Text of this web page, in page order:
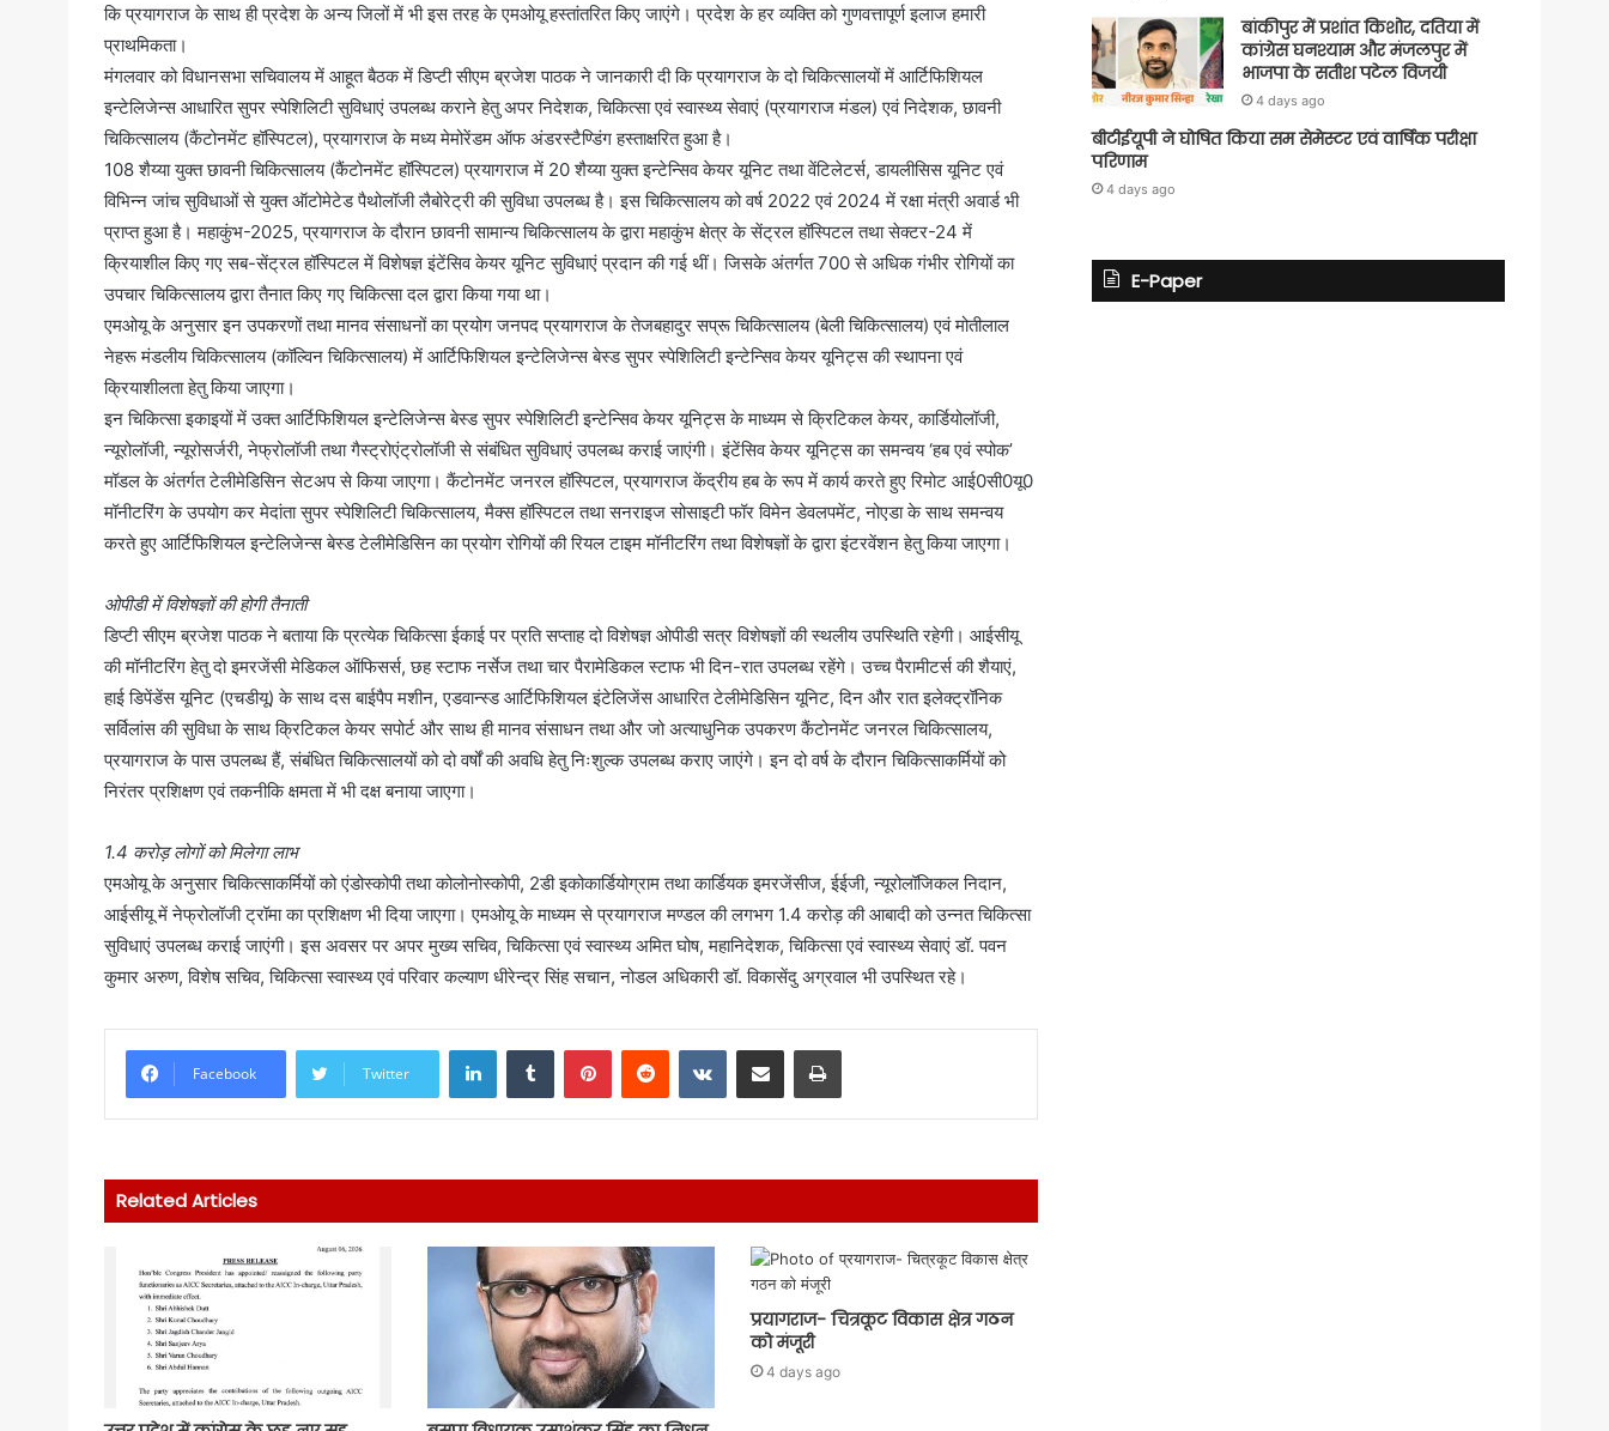
कि प्रयागराज के साथ ही प्रदेश के अन्य जिलों में भी इस तरह के एमओयू हस्तांतरित किए जाएंगे। प्रदेश के हर व्यक्ति को गुणवत्तापूर्ण इलाज हमारी
प्राथमिकता।
मंगलवार को विधानसभा सचिवालय में आहूत बैठक में डिप्टी सीएम ब्रजेश पाठक ने जानकारी दी कि प्रयागराज के दो चिकित्सालयों में आर्टिफिशियल
इन्टेलिजेन्स आधारित सुपर स्पेशिलिटी सुविधाएं उपलब्ध कराने हेतु अपर निदेशक, चिकित्सा एवं स्वास्थ्य सेवाएं (प्रयागराज मंडल) एवं निदेशक, छावनी
चिकित्सालय (कैंटोनमेंट हॉस्पिटल), प्रयागराज के मध्य मेमोरेंडम ऑफ अंडरस्टैण्डिंग हस्ताक्षरित हुआ है।
108 शैय्या युक्त छावनी चिकित्सालय (कैंटोनमेंट हॉस्पिटल) प्रयागराज में 20 शैय्या युक्त इन्टेन्सिव केयर यूनिट तथा वेंटिलेटर्स, डायलीसिस यूनिट एवं
विभिन्न जांच सुविधाओं से युक्त ऑटोमेटेड पैथोलॉजी लैबोरेट्री की सुविधा उपलब्ध है। इस चिकित्सालय को वर्ष 2022 एवं 2024 में रक्षा मंत्री अवार्ड भी
प्राप्त हुआ है। महाकुंभ-2025, प्रयागराज के दौरान छावनी सामान्य चिकित्सालय के द्वारा महाकुंभ क्षेत्र के सेंट्रल हॉस्पिटल तथा सेक्टर-24 में
क्रियाशील किए गए सब-सेंट्रल हॉस्पिटल में विशेषज्ञ इंटेंसिव केयर यूनिट सुविधाएं प्रदान की गई थीं। जिसके अंतर्गत 700 से अधिक गंभीर रोगियों का
उपचार चिकित्सालय द्वारा तैनात किए गए चिकित्सा दल द्वारा किया गया था।
एमओयू के अनुसार इन उपकरणों तथा मानव संसाधनों का प्रयोग जनपद प्रयागराज के तेजबहादुर सप्रू चिकित्सालय (बेली चिकित्सालय) एवं मोतीलाल
नेहरू मंडलीय चिकित्सालय (कॉल्विन चिकित्सालय) में आर्टिफिशियल इन्टेलिजेन्स बेस्ड सुपर स्पेशिलिटी इन्टेन्सिव केयर यूनिट्स की स्थापना एवं
क्रियाशीलता हेतु किया जाएगा।
इन चिकित्सा इकाइयों में उक्त आर्टिफिशियल इन्टेलिजेन्स बेस्ड सुपर स्पेशिलिटी इन्टेन्सिव केयर यूनिट्स के माध्यम से क्रिटिकल केयर, कार्डियोलॉजी,
न्यूरोलॉजी, न्यूरोसर्जरी, नेफ्रोलॉजी तथा गैस्ट्रोएंट्रोलॉजी से संबंधित सुविधाएं उपलब्ध कराई जाएंगी। इंटेंसिव केयर यूनिट्स का समन्वय ‘हब एवं स्पोक’
मॉडल के अंतर्गत टेलीमेडिसिन सेटअप से किया जाएगा। कैंटोनमेंट जनरल हॉस्पिटल, प्रयागराज केंद्रीय हब के रूप में कार्य करते हुए रिमोट आई0सी0यू0
मॉनीटरिंग के उपयोग कर मेदांता सुपर स्पेशिलिटी चिकित्सालय, मैक्स हॉस्पिटल तथा सनराइज सोसाइटी फॉर विमेन डेवलपमेंट, नोएडा के साथ समन्वय
करते हुए आर्टिफिशियल इन्टेलिजेन्स बेस्ड टेलीमेडिसिन का प्रयोग रोगियों की रियल टाइम मॉनीटरिंग तथा विशेषज्ञों के द्वारा इंटरवेंशन हेतु किया जाएगा।
ओपीडी में विशेषज्ञों की होगी तैनाती
डिप्टी सीएम ब्रजेश पाठक ने बताया कि प्रत्येक चिकित्सा ईकाई पर प्रति सप्ताह दो विशेषज्ञ ओपीडी सत्र विशेषज्ञों की स्थलीय उपस्थिति रहेगी। आईसीयू
की मॉनीटरिंग हेतु दो इमरजेंसी मेडिकल ऑफिसर्स, छह स्टाफ नर्सेज तथा चार पैरामेडिकल स्टाफ भी दिन-रात उपलब्ध रहेंगे। उच्च पैरामीटर्स की शैयाएं,
हाई डिपेंडेंस यूनिट (एचडीयू) के साथ दस बाईपैप मशीन, एडवान्स्ड आर्टिफिशियल इंटेलिजेंस आधारित टेलीमेडिसिन यूनिट, दिन और रात इलेक्ट्रॉनिक
सर्विलांस की सुविधा के साथ क्रिटिकल केयर सपोर्ट और साथ ही मानव संसाधन तथा और जो अत्याधुनिक उपकरण कैंटोनमेंट जनरल चिकित्सालय,
प्रयागराज के पास उपलब्ध हैं, संबंधित चिकित्सालयों को दो वर्षों की अवधि हेतु निःशुल्क उपलब्ध कराए जाएंगे। इन दो वर्ष के दौरान चिकित्साकर्मियों को
निरंतर प्रशिक्षण एवं तकनीकि क्षमता में भी दक्ष बनाया जाएगा।
1.4 करोड़ लोगों को मिलेगा लाभ
एमओयू के अनुसार चिकित्साकर्मियों को एंडोस्कोपी तथा कोलोनोस्कोपी, 2डी इकोकार्डियोग्राम तथा कार्डियक इमरजेंसीज, ईईजी, न्यूरोलॉजिकल निदान,
आईसीयू में नेफ्रोलॉजी ट्रॉमा का प्रशिक्षण भी दिया जाएगा। एमओयू के माध्यम से प्रयागराज मण्डल की लगभग 1.4 करोड़ की आबादी को उन्नत चिकित्सा
सुविधाएं उपलब्ध कराई जाएंगी। इस अवसर पर अपर मुख्य सचिव, चिकित्सा एवं स्वास्थ्य अमित घोष, महानिदेशक, चिकित्सा एवं स्वास्थ्य सेवाएं डॉ. पवन
कुमार अरुण, विशेष सचिव, चिकित्सा स्वास्थ्य एवं परिवार कल्याण धीरेन्द्र सिंह सचान, नोडल अधिकारी डॉ. विकासेंदु अग्रवाल भी उपस्थित रहे।
Facebook Twitter
LinkedInTumblr PinterestReddit VKontakteShare via Email Print
Related Articles
प्रयागराज- चित्रकूट विकास क्षेत्र गठन
को मंजूरी
4 days ago
बांकीपुर में प्रशांत किशोर, दतिया में
कांग्रेस घनश्याम और मंजलपुर में
भाजपा के सतीश पटेल विजयी
4 days ago
बीटीईयूपी ने घोषित किया सम सेमेस्टर एवं वार्षिक परीक्षा
परिणाम
4 days ago
E-Paper